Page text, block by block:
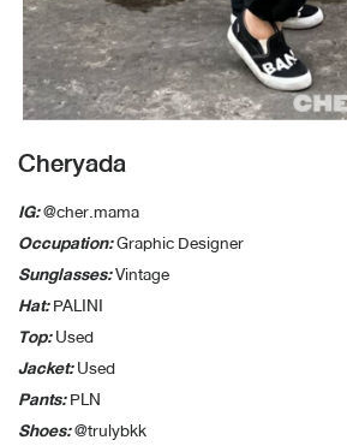
Cheryada
IG:@cher.mama
Occupation:Graphic Designer
Sunglasses:Vintage
Hat:PALINI
Top:Used
Jacket:Used
Pants:PLN
Shoes:@trulybkk